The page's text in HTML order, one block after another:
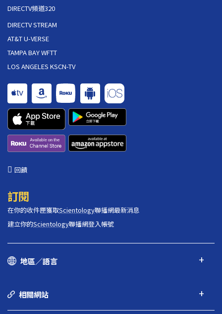
DIRECTV頻道320
DIRECTV STREAM
AT&T U-VERSE
TAMPA BAY WFTT
LOS ANGELES KSCN-TV
回饋
訂閱
在你的收件匣獲取Scientology聯播網最新消息
建立你的Scientology聯播網登入帳號
地區／語言
相關網站